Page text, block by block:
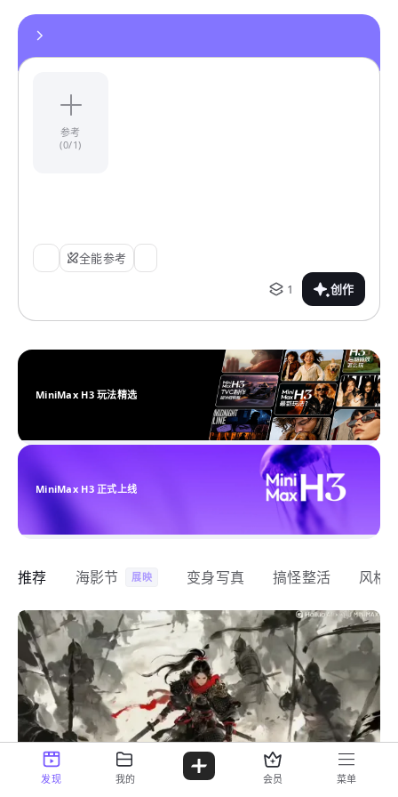
参考
(0/1)
全能参考
1
创作
MiniMax H3 玩法精选
MiniMax H3 正式上线
推荐 海影节 展映 变身写真 搞怪整活 风格
发现 我的 会员 菜单